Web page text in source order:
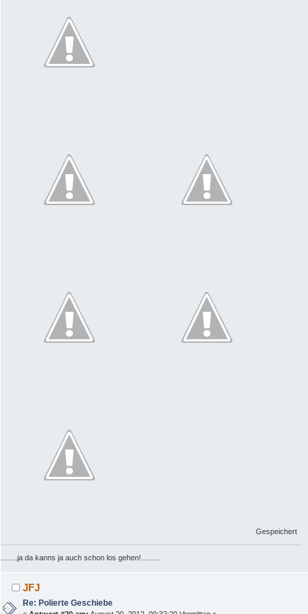
Gespeichert
........ja da kanns ja auch schon los gehen!.........
JFJ
Re: Polierte Geschiebe